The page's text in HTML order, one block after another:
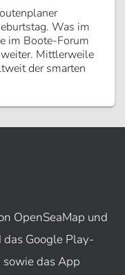
Was im
im Boote-Forum
Mittlerweile
der smarten
OpenSeaMap und
Google Play-
sowie das App